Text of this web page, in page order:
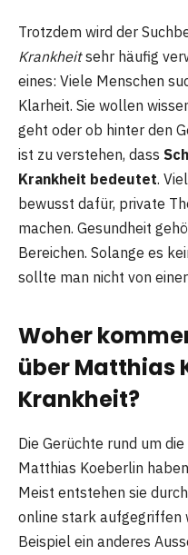
Trotzdem wird der
Krankheitsehr häufig
eines: Viele Menschen
Klarheit. Sie wollen
geht oder ob hinter den
ist zu verstehen, dass
Krankheit bedeutet.
bewusst dafür, private
machen. Gesundheit
Bereichen. Solange es
sollte man nicht von
Woher
über Matthias
Krankheit?
Die Gerüchte rund um
Matthias Koeberlin
Meist entstehen sie
online stark aufgegriffen
Beispiel ein anderes